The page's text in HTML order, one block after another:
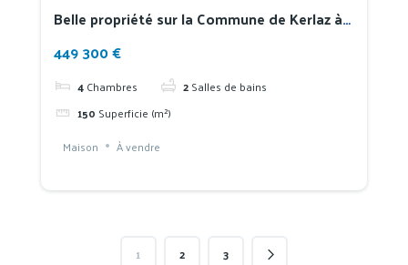
Belle propriété sur la Commune de Kerlaz à
clos de 4302 m
449 300 €
4Chambres 2Salles de bains
150 Superficie (m²)
Maison
À vendre
1 2 3